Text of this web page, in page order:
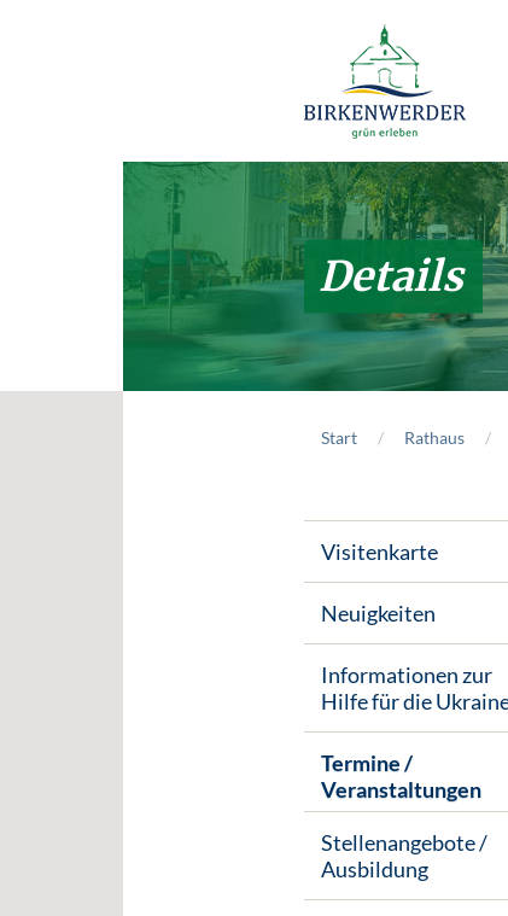
Details
Start Rathaus
Visitenkarte
Neuigkeiten
Informationen zur
Hilfe für die
Termine /
Veranstaltungen
Stellenangebote /
Ausbildung